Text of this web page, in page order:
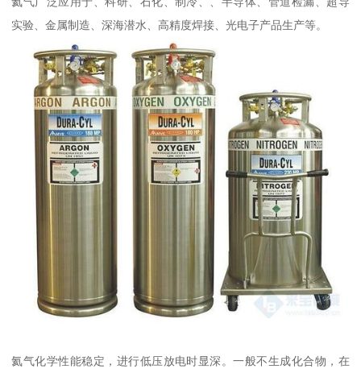
实验、金属制造、深海潜水、高精度焊接、光电子产品生产等。
氦气化学性能稳定，进行低压放电时显深。一般不生成化合物，在